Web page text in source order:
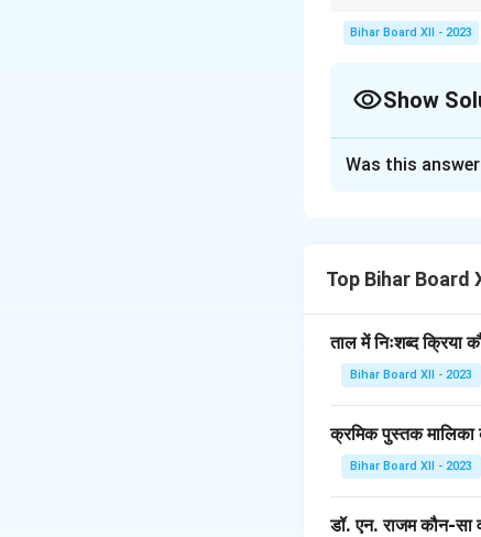
Bihar Board XII - 2023
Show
Was this
Top Bihar Board
ताल में निःशब्द क्रिया
Bihar Board XII - 2023
क्रमिक पुस्तक
Bihar Board XII - 2023
डॉ. एन. राजम कौन-सा